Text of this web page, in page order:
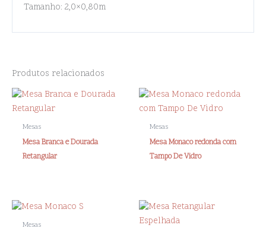
Tamanho: 2,0×0,80m
Produtos relacionados
Mesas
Mesa Branca e Dourada
Retangular
Mesas
Mesa Monaco redonda com
Tampo De Vidro
Mesas